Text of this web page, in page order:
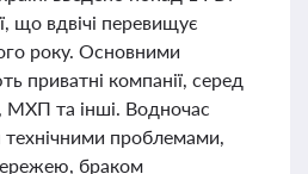
що вдвічі перевищує
року. Основними
приватні компанії, серед
та інші. Водночас
технічними проблемами,
браком